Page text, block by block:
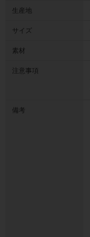
生産地
サイズ
素材
注意事項
備考